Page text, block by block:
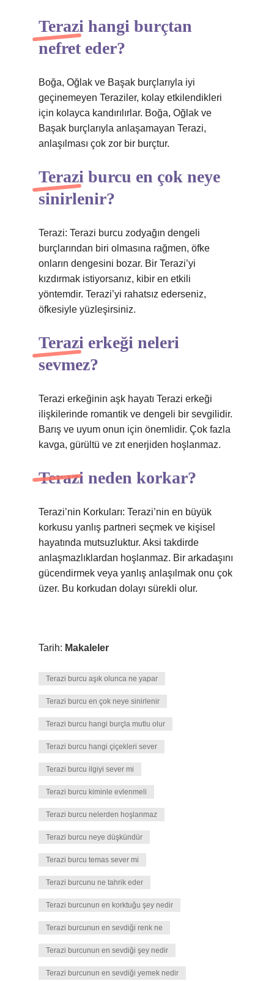
Terazi hangi burçtan
nefret eder?
Boğa, Oğlak ve Başak burçlarıyla iyi
geçinemeyen Teraziler, kolay etkilendikleri
için kolayca kandırılırlar. Boğa, Oğlak ve
Başak burçlarıyla anlaşamayan Terazi,
anlaşılması çok zor bir burçtur.
Terazi burcu en çok neye
sinirlenir?
Terazi: Terazi burcu zodyağın dengeli
burçlarından biri olmasına rağmen, öfke
onların dengesini bozar. Bir Terazi’yi
kızdırmak istiyorsanız, kibir en etkili
yöntemdir. Terazi’yi rahatsız ederseniz,
öfkesiyle yüzleşirsiniz.
Terazi erkeği neleri
sevmez?
Terazi erkeğinin aşk hayatı Terazi erkeği
ilişkilerinde romantik ve dengeli bir sevgilidir.
Barış ve uyum onun için önemlidir. Çok fazla
kavga, gürültü ve zıt enerjiden hoşlanmaz.
Terazi neden korkar?
Terazi’nin Korkuları: Terazi’nin en büyük
korkusu yanlış partneri seçmek ve kişisel
hayatında mutsuzluktur. Aksi takdirde
anlaşmazlıklardan hoşlanmaz. Bir arkadaşını
gücendirmek veya yanlış anlaşılmak onu çok
üzer. Bu korkudan dolayı sürekli olur.
Tarih: Makaleler
Terazi burcu aşık olunca ne yapar
Terazi burcu en çok neye sinirlenir
Terazi burcu hangi burçla mutlu olur
Terazi burcu hangi çiçekleri sever
Terazi burcu ilgiyi sever mi
Terazi burcu kiminle evlenmeli
Terazi burcu nelerden hoşlanmaz
Terazi burcu neye düşkündür
Terazi burcu temas sever mi
Terazi burcunu ne tahrik eder
Terazi burcunun en korktuğu şey nedir
Terazi burcunun en sevdiği renk ne
Terazi burcunun en sevdiği şey nedir
Terazi burcunun en sevdiği yemek nedir